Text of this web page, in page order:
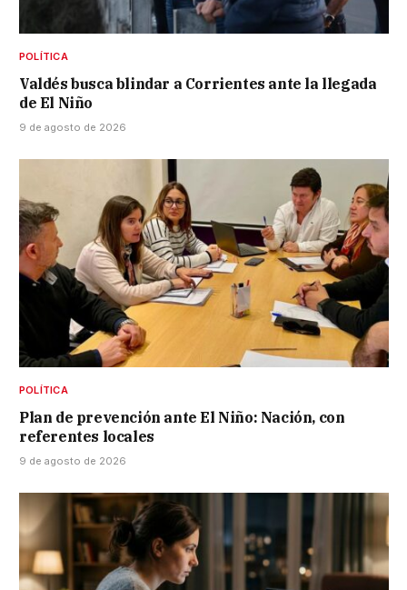
POLÍTICA
Valdés busca blindar a Corrientes ante la llegada
de El Niño
9 de agosto de 2026
POLÍTICA
Plan de prevención ante El Niño: Nación, con
referentes locales
9 de agosto de 2026